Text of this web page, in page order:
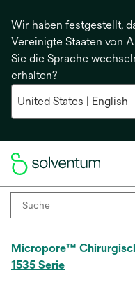
Wir haben festgestellt,
Vereinigte Staaten von
Sie die Sprache
erhalten?
Micropore™
1535 Serie